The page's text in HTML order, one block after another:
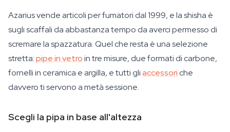
Azarius vende articoli per fumatori dal 1999, e la shisha è
sugli scaffali da abbastanza tempo da averci permesso di
scremare la spazzatura. Quel che resta è una selezione
stretta:pipe in vetroin tre misure, due formati di carbone,
fornelli in ceramica e argilla, e tutti gliaccessori che
davvero ti servono a metà sessione.
Scegli la pipa in base all'altezza